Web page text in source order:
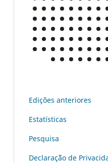
Edições anteriores
Estatísticas
Pesquisa
Declaraç˜ão de